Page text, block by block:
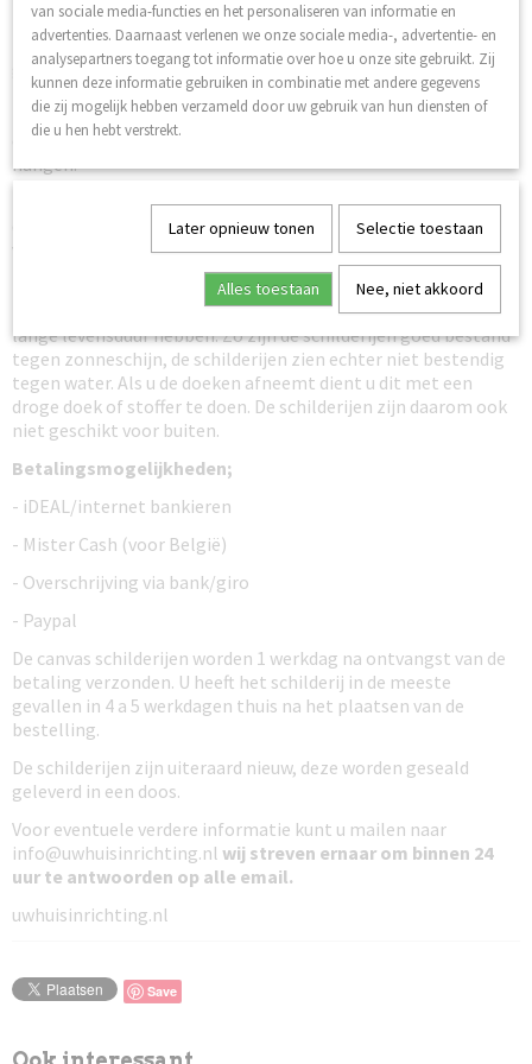
frame heeft een dikte van circa 0.7 cm.
Bij de schilderijen wordt een ophangsysteem (haakjes)
geleverd zodat u de schilderijen makkelijk kunt ophangen.
Deze zijn ook geschikt voor een ‘rails systeem’ het schilderij
heeft een totaal gewicht van circa 7 kilogram. Uiteraard is het
ook mogelijk de schilderijen aan een haakje in de muur te
hangen.
Dit is een nieuwe serie schilderijen die wij in 2018 gestart zijn,
deze zijn van hoogwaardige kwaliteit en zijn in veel gevallen in
verschillende kleurtinten leverbaar zoals zwart/wit en sepia.
Er wordt gebruik gemaakt van hoogwaardige glicé inkt, deze
zorgt ervoor dat de schilderijen niet verkleuren en dus een
lange levensduur hebben. Zo zijn de schilderijen goed bestand
tegen zonneschijn, de schilderijen zien echter niet bestendig
tegen water. Als u de doeken afneemt dient u dit met een
droge doek of stoffer te doen. De schilderijen zijn daarom ook
niet geschikt voor buiten.
Betalingsmogelijkheden;
- iDEAL/internet bankieren
- Mister Cash (voor België)
- Overschrijving via bank/giro
- Paypal
De canvas schilderijen worden 1 werkdag na ontvangst van de
betaling verzonden. U heeft het schilderij in de meeste
gevallen in 4 a 5 werkdagen thuis na het plaatsen van de
bestelling.
De schilderijen zijn uiteraard nieuw, deze worden geseald
geleverd in een doos.
Voor eventuele verdere informatie kunt u mailen naar
info@uwhuisinrichting.nl wij streven ernaar om binnen 24
uur te antwoorden op alle email.
uwhuisinrichting.nl
Save
van sociale media-functies en het personaliseren van informatie en
advertenties. Daarnaast verlenen we onze sociale media-, advertentie- en
analysepartners toegang tot informatie over hoe u onze site gebruikt. Zij
kunnen deze informatie gebruiken in combinatie met andere gegevens
die zij mogelijk hebben verzameld door uw gebruik van hun diensten of
die u hen hebt verstrekt.
Later opnieuw tonen Selectie toestaan
Alles toestaan Nee, niet akkoord